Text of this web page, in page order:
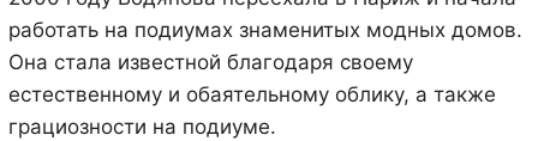
работать на подиумах знаменитых модных домов.
Она стала известной благодаря своему
естественному и обаятельному облику, а также
грациозности на подиуме.